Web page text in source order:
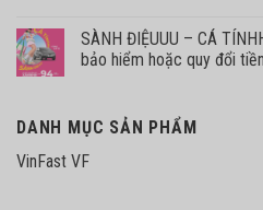
SÀNH ĐIỆUUU – CÁ
bảo hiểm hoặc quy đổi
DANH MỤC SẢN PHẨM
VinFast VF